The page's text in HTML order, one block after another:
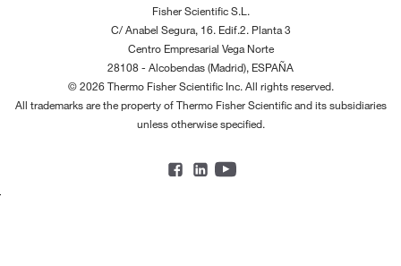
Fisher Scientific S.L.
C/ Anabel Segura, 16. Edif.2. Planta 3
Centro Empresarial Vega Norte
28108 - Alcobendas (Madrid), ESPAÑA
© 2026 Thermo Fisher Scientific Inc. All rights reserved.
All trademarks are the property of Thermo Fisher Scientific and its subsidiaries
unless otherwise specified.